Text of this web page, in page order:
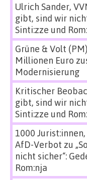
Ulrich Sander,
gibt, sind wir
Sinti:zze und
Grüne & Volt (PM)
Millionen Euro
Modernisierung
Kritischer
gibt, sind wir
Sinti:zze und
1000
AfD-Verbot zu
nicht sicher“:
Rom:nja